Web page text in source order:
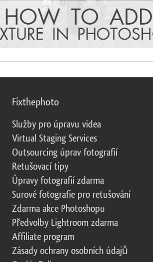
Fixthephoto
Služby pro úpravu videa
Virtual Staging Services
Outsourcing úprav fotografií
Retušovací tipy
Úpravy fotografií zdarma
Surové fotografie pro retušování
Zdarma akce Photoshopu
Předvolby Lightroom zdarma
Affiliate program
Zásady ochrany osobních údajů